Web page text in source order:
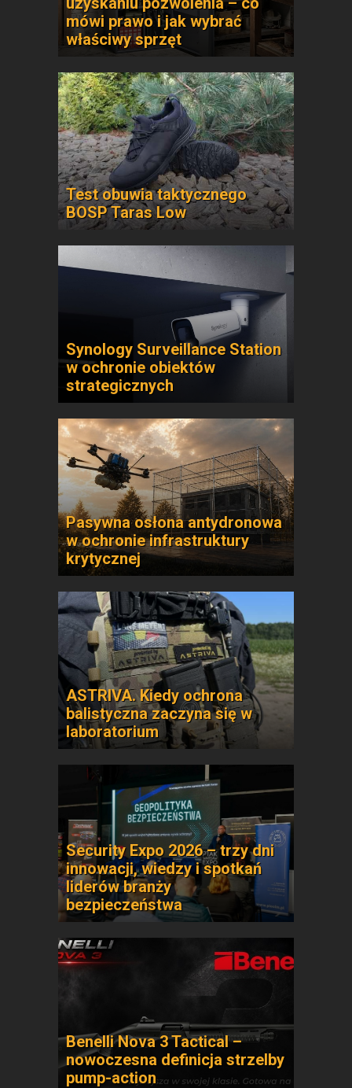
mówi prawo i jak wybrać
właściwy sprzęt
Test obuwia taktycznego
BOSP Taras Low
Synology Surveillance Station
w ochronie obiektów
strategicznych
Pasywna osłona antydronowa
w ochronie infrastruktury
krytycznej
ASTRIVA. Kiedy ochrona
balistyczna zaczyna się w
laboratorium
Security Expo 2026 – trzy dni
innowacji, wiedzy i spotkań
liderów branży
bezpieczeństwa
Benelli Nova 3 Tactical –
nowoczesna definicja strzelby
pump-action